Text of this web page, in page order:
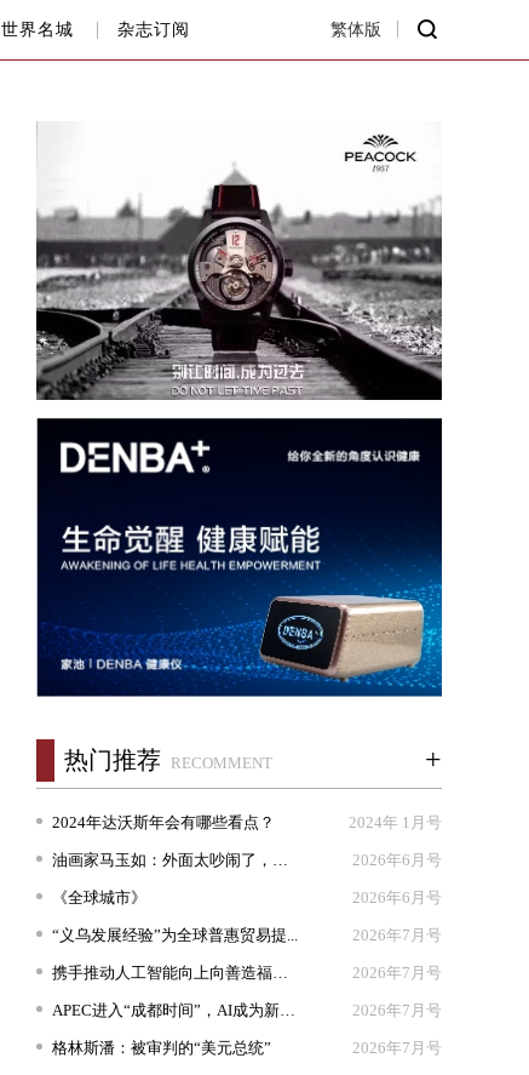
世界名城 杂志订阅 繁体版
热门推荐 RECOMMENT +
2024年达沃斯年会有哪些看点？ 2024年 1月号
油画家马玉如：外面太吵闹了，我想... 2026年6月号
《全球城市》 2026年6月号
“义乌发展经验”为全球普惠贸易提... 2026年7月号
携手推动人工智能向上向善造福人类 2026年7月号
APEC进入“成都时间”，AI成为新坐... 2026年7月号
格林斯潘：被审判的“美元总统” 2026年7月号